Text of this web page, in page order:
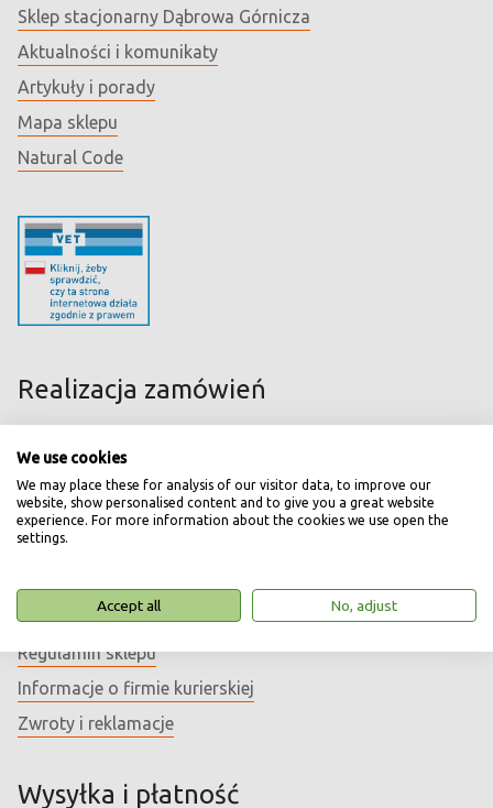
Sklep stacjonarny Dąbrowa Górnicza
Aktualności i komunikaty
Artykuły i porady
Mapa sklepu
Natural Code
Realizacja zamówień
Bezpieczne zakupy
Najczęstsze pytania
Akceptowane formy płatności
Leki OTC
Regulamin sklepu
Informacje o firmie kurierskiej
Zwroty i reklamacje
Wysyłka i płatność
We use cookies
We may place these for analysis of our visitor data, to improve our
website, show personalised content and to give you a great website
experience. For more information about the cookies we use open the
settings.
Accept all No, adjust